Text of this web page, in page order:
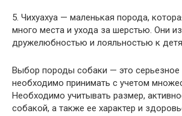
5. Чихуахуа — маленькая порода,
много места и ухода за шерстью. Они
дружелюбностью и лояльностью к
Выбор породы собаки — это серьезное
необходимо принимать с учетом
Необходимо учитывать размер,
собакой, а также ее характер и